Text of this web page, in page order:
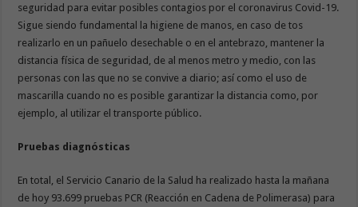
seguridad para evitar posibles contagios por el coronavirus Covid-19.
Sigue siendo fundamental la higiene de manos, en caso de tos
realizarlo en un pañuelo desechable o en el antebrazo, mantener la
distancia física de seguridad, de al menos metro y medio, con las
personas con las que no se convive a diario; así como el uso de
mascarilla cuando no es posible garantizar la distancia como, por
ejemplo, al utilizar el transporte público.
Pruebas diagnósticas
En total, el Servicio Canario de la Salud ha realizado hasta la mañana
de hoy 93.699 pruebas PCR (Reacción en Cadena de Polimerasa) para